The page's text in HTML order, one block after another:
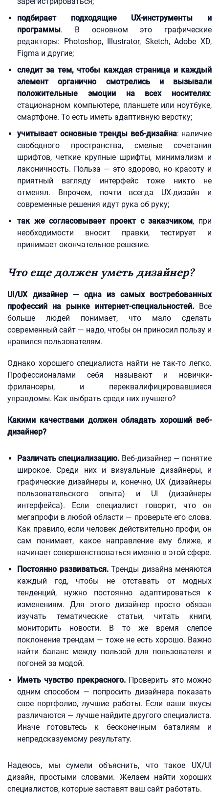
подбирает подходящие UX-инструменты и
программы. В основном это графические
редакторы: Photoshop, Illustrator, Sketch, Adobe XD,
Figma и другие;
следит за тем, чтобы каждая страница и каждый
элемент органично смотрелись и вызывали
положительные эмоции на всех носителях:
стационарном компьютере, планшете или ноутбуке,
смартфоне. То есть иметь адаптивную верстку;
учитывает основные тренды веб-дизайна: наличие
свободного пространства, смелые сочетания
шрифтов, четкие крупные шрифты, минимализм и
лаконичность. Польза — это здорово, но красоту и
приятный взгляду интерфейс тоже никто не
отменял. Впрочем, почти всегда UX-дизайн и
современные решения идут рука об руку;
так же согласовывает проект с заказчиком, при
необходимости вносит правки, тестирует и
принимает окончательное решение.
Что еще должен уметь дизайнер?
UI/UX дизайнер — одна из самых востребованных
профессий на рынке интернет-специальностей. Все
больше людей понимает, что мало сделать
современный сайт — надо, чтобы он приносил пользу и
нравился пользователям.
Однако хорошего специалиста найти не так-то легко.
Профессионалами себя называют и новички-
фрилансеры, и переквалифицировавшиеся
управдомы. Как выбрать среди них лучшего?
Какими качествами должен обладать хороший веб-
дизайнер?
Различать специализацию. Веб-дизайнер — понятие
широкое. Среди них и визуальные дизайнеры, и
графические дизайнеры и, конечно, UX (дизайнеры
пользовательского опыта) и UI (дизайнеры
интерфейса). Если специалист говорит, что он
мегапрофи в любой области — проверьте его слова.
Как правило, если человек действительно профи, он
сам понимает, какое направление ему ближе, и
начинает совершенствоваться именно в этой сфере.
Постоянно развиваться.Тренды дизайна меняются
каждый год, чтобы не отставать от модных
тенденций, нужно постоянно адаптироваться к
изменениям. Для этого дизайнер просто обязан
изучать тематические статьи, читать книги,
мониторить новости. В то же время слепое
поклонение трендам — тоже не есть хорошо. Важно
найти баланс между пользой для пользователя и
погоней за модой.
Иметь чувство прекрасного.Проверить это можно
одним способом — попросить дизайнера показать
свое портфолио, лучшие работы. Если ваши вкусы
различаются — лучше найдите другого специалиста.
Иначе готовьтесь к бесконечным баталиям и
непредсказуемому результату.
Надеюсь, мы сумели объяснить, что такое UX/UI
дизайн, простыми словами. Желаем найти хороших
специалистов, которые заставят ваш сайт работать.